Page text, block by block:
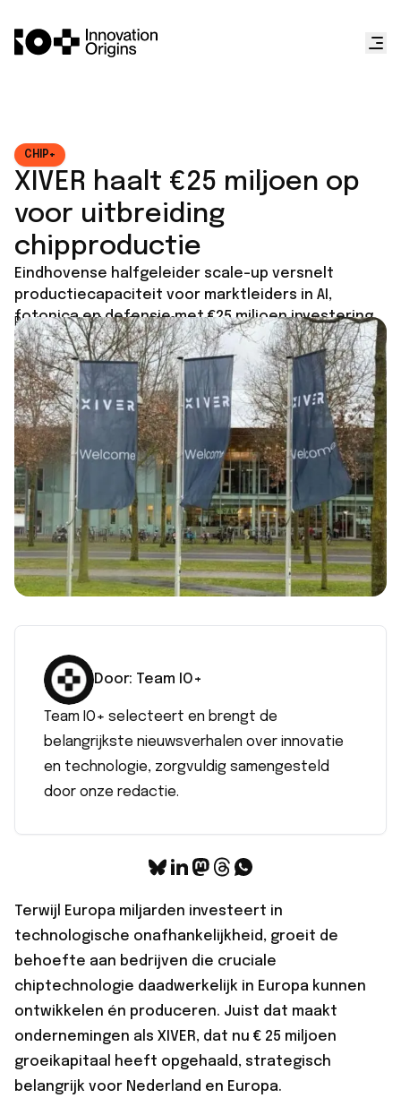
CHIP+
XIVER haalt €25 miljoen op
voor uitbreiding
chipproductie
Eindhovense halfgeleider scale-up versnelt
productiecapaciteit voor marktleiders in AI,
fotonica en defensie met €25 miljoen investering.
Published onJune 12, 2026
Door: Team IO+
Team IO+ selecteert en brengt de
belangrijkste nieuwsverhalen over innovatie
en technologie, zorgvuldig samengesteld
door onze redactie.
Terwijl Europa miljarden investeert in
technologische onafhankelijkheid, groeit de
behoefte aan bedrijven die cruciale
chiptechnologie daadwerkelijk in Europa kunnen
ontwikkelen én produceren. Juist dat maakt
ondernemingen als XIVER, dat nu € 25 miljoen
groeikapitaal heeft opgehaald, strategisch
belangrijk voor Nederland en Europa.